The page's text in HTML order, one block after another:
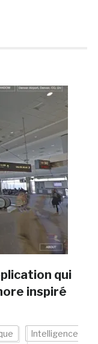
qui
inspiré
Intelligence